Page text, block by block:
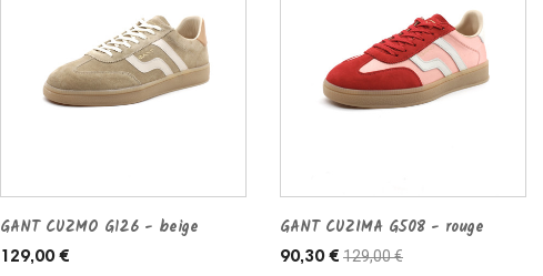
GANT CUZMO G126 - beige
129,00 €
GANT CUZIMA G508 - rouge
90,30 € 129,00 €